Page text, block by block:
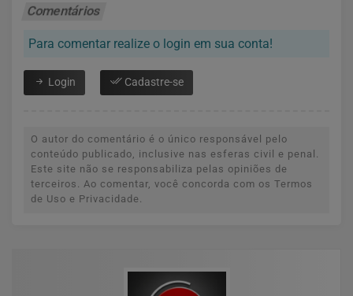
Comentários
Para comentar realize o login em sua conta!
Login Cadastre-se
O autor do comentário é o único responsável pelo
conteúdo publicado, inclusive nas esferas civil e penal.
Este site não se responsabiliza pelas opiniões de
terceiros. Ao comentar, você concorda com os Termos
de Uso e Privacidade.